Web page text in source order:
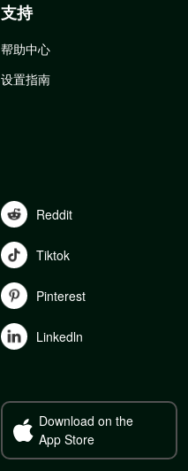
支持
帮助中心
设置指南
Reddit
Tiktok
Pinterest
Linkedln
Download on the
App Store